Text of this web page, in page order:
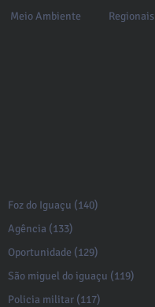
Meio Ambiente
Regionais
Foz do Iguaçu (140)
Agência (133)
Oportunidade (129)
São miguel do iguaçu (119)
Policia militar (117)